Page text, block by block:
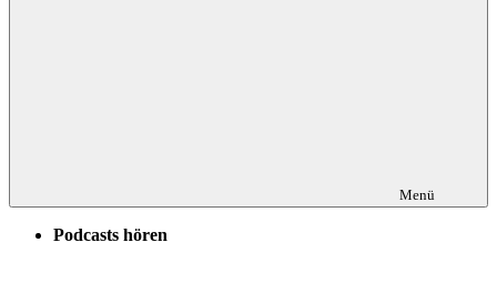
Menü
Podcasts hören